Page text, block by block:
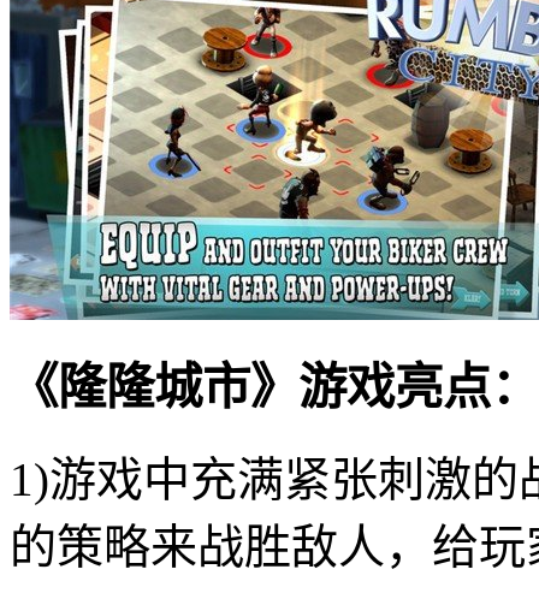
《隆隆城市》游戏亮点：
1)游戏中充满紧张刺激
的策略来战胜敌人，给